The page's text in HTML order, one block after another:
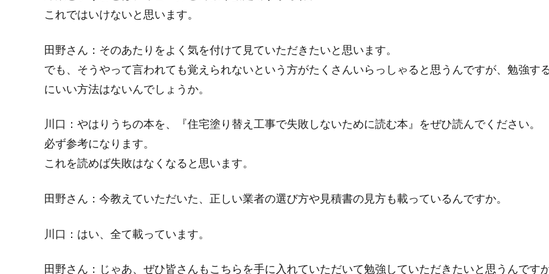
これではいけないと思います。
田野さん： そのあたりをよく気を付けて見ていただきたいと思います。
でも、そうやって言われても覚えられないという方がたくさんいらっしゃると思うんですが、勉強す
にいい方法はないんでしょうか。
川口： やはりうちの本を、 『住宅塗り替え工事で失敗しないために読む本』 をぜひ読んでください。
必ず参考になります。
これを読めば失敗はなくなると思います。
田野さん： 今教えていただいた、正しい業者の選び方や見積書の見方も載っているんですか。
川口： はい、全て載っています。
田野さん： じゃあ、ぜひ皆さんもこちらを手に入れていただいて勉強していただきたいと思うんです